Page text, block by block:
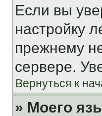
Если вы
настройку
прежнему
сервере.
Вернуться к
» Моего